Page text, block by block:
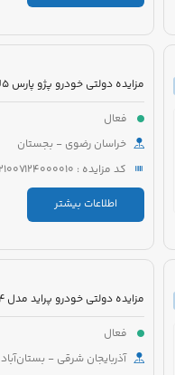
فعال
خراسان رضوی - بجستان
کد مزایده : 5221007124000010
اطلاعات بیشتر
فعال
آذربایجان شرقی - بستان‌آباد